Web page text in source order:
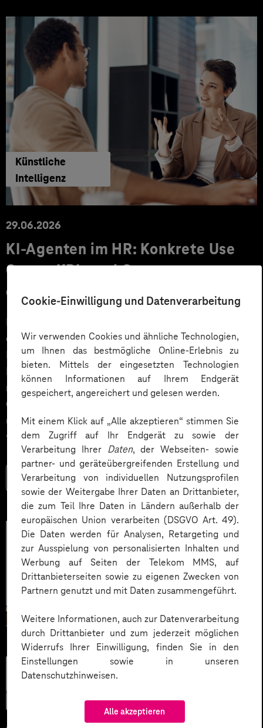
Cookie-Einwilligung und Datenverarbeitung
Wir verwenden Cookies und ähnliche Technologien,
um Ihnen das bestmögliche Online-Erlebnis zu
bieten. Mittels der eingesetzten Technologien
können Informationen auf Ihrem Endgerät
gespeichert, angereichert und gelesen werden.
Mit einem Klick auf „Alle akzeptieren“ stimmen Sie
dem Zugriff auf Ihr Endgerät zu sowie der
Verarbeitung Ihrer Daten, der Webseiten- sowie
partner- und geräteübergreifenden Erstellung und
Verarbeitung von individuellen Nutzungsprofilen
sowie der Weitergabe Ihrer Daten an Drittanbieter,
die zum Teil Ihre Daten in Ländern außerhalb der
europäischen Union verarbeiten (DSGVO Art. 49).
Die Daten werden für Analysen, Retargeting und
zur Ausspielung von personalisierten Inhalten und
Werbung auf Seiten der Telekom MMS, auf
Drittanbieterseiten sowie zu eigenen Zwecken von
Partnern genutzt und mit Daten zusammengeführt.
Weitere Informationen, auch zur Datenverarbeitung
durch Drittanbieter und zum jederzeit möglichen
Widerrufs Ihrer Einwilligung, finden Sie in den
Einstellungen sowie in unseren
Datenschutzhinweisen.
Alle akzeptieren
Künstliche
Intelligenz
29.06.2026
KI‑Agenten im HR: Konkrete Use
Cases, KPIs und Governance
entlang der Employee Journey
KI‑Agenten im HR sind mehr als Chatbots: Sie
orchestrieren Prozesse entlang der gesamten
Employee Journey und schaffen messbaren Business
Impact. Der Beitrag zeigt konkrete Use Cases,
relevante KPIs für den Mittelstand sowie
Governance‑Leitplanken zu EU AI Act und DSGVO –
und liefert ein praxisnahes Priorisierungsframework
für HR‑Entscheider*innen.
Mehr lesen
Künstliche
Intelligenz